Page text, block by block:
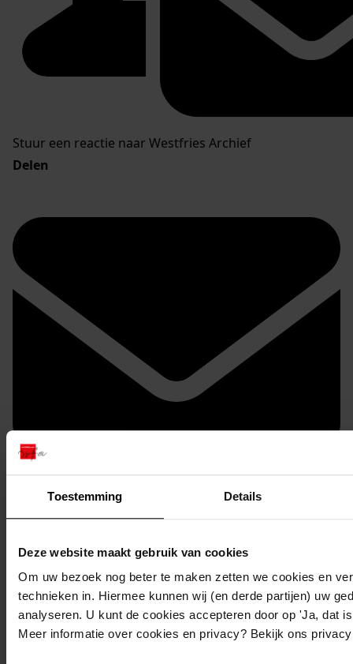
Toestemming Details
Deze website maakt gebruik van cookies
Om uw bezoek nog beter te maken zetten we cookies en
technieken in. Hiermee kunnen wij (en derde partijen) uw
analyseren. U kunt de cookies accepteren door op 'Ja, dat
Meer informatie over cookies en privacy? Bekijk ons
Stuur een reactie naar Westfries Archief